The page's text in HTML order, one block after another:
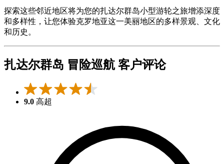
探索这些邻近地区将为您的扎达尔群岛小型游轮之旅增添深度
和多样性，让您体验克罗地亚这一美丽地区的多样景观、文化
和历史。
扎达尔群岛 冒险巡航 客户评论
9.0 高超